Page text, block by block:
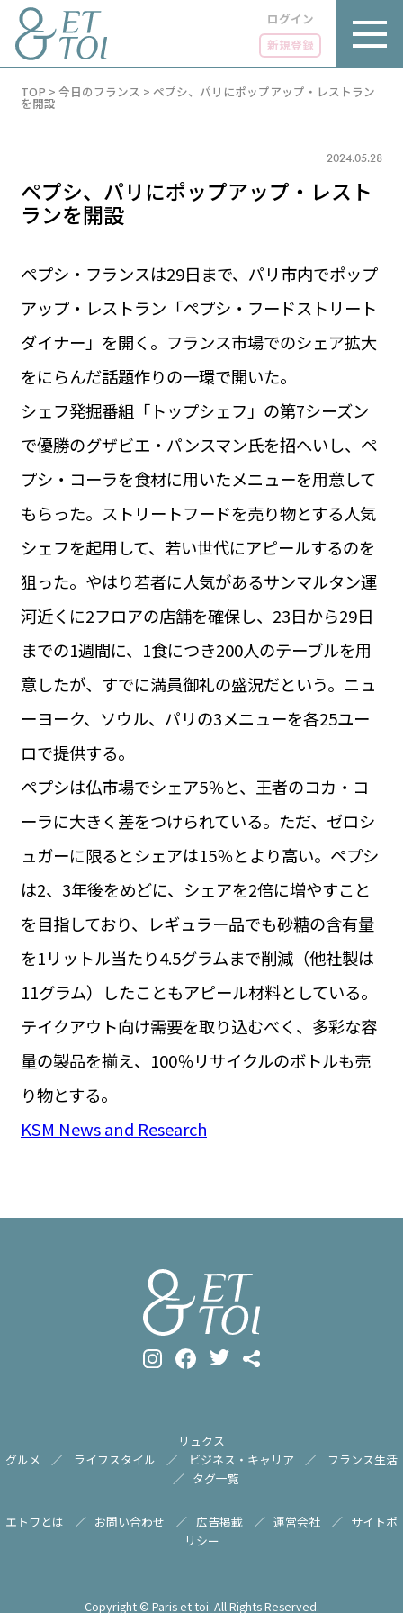
ログイン
新規登録
LUXE
グルメ
LIFE STYLE
BUSINESS
ビジネス・キャリア
INFOS PRATIQUES
タグ
#パリ
#お土産 #トリビア
#データで読み解くフランス
#フランスの教育制度
#アプリ
#いざという時に
#カルカッソンヌ Carcassonne
#サステナブル
#フランス生活
#レシピ #ビューティー
#コスメ
#アルザス地方
#フランスの地方 #フロマージュ
#おでかけ
FR 08:32 ／ JP 15:32
1€＝182.37円
お問い合わせ
運営会社
サイトポリシー
TOP > 今日のフランス > ペプシ、パリにポップアップ・レストラン
を開設
2024.05.28
ペプシ、パリにポップアップ・レスト
ランを開設
ペプシ・フランスは29日まで、パリ市内でポップ
アップ・レストラン「ペプシ・フードストリート
ダイナー」を開く。フランス市場でのシェア拡大
をにらんだ話題作りの一環で開いた。
シェフ発掘番組「トップシェフ」の第7シーズン
で優勝のグザビエ・パンスマン氏を招へいし、ペ
プシ・コーラを食材に用いたメニューを用意して
もらった。ストリートフードを売り物とする人気
シェフを起用して、若い世代にアピールするのを
狙った。やはり若者に人気があるサンマルタン運
河近くに2フロアの店舗を確保し、23日から29日
までの1週間に、1食につき200人のテーブルを用
意したが、すでに満員御礼の盛況だという。ニュ
ーヨーク、ソウル、パリの3メニューを各25ユー
ロで提供する。
ペプシは仏市場でシェア5％と、王者のコカ・コ
ーラに大きく差をつけられている。ただ、ゼロシ
ュガーに限るとシェアは15％とより高い。ペプシ
は2、3年後をめどに、シェアを2倍に増やすこと
を目指しており、レギュラー品でも砂糖の含有量
を1リットル当たり4.5グラムまで削減（他社製は
11グラム）したこともアピール材料としている。
テイクアウト向け需要を取り込むべく、多彩な容
量の製品を揃え、100％リサイクルのボトルも売
り物とする。
KSM News and Research
リュクス
グルメ
ライフスタイル ビジネス・キャリア
フランス生活
タグ一覧
エトワとは お問い合わせ 広告掲載 運営会社
サイトポ
リシー
Copyright © Paris et toi. All Rights Reserved.